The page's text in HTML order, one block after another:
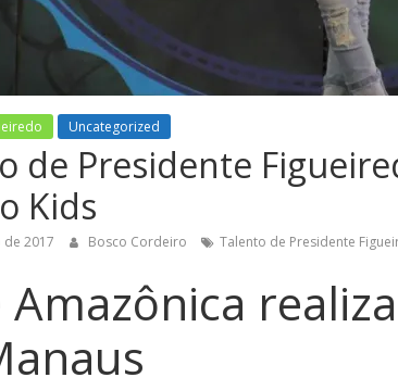
Uncategorized
de Presidente
Kids
2017 Bosco Cordeiro Talento de Presidente
Amazônica